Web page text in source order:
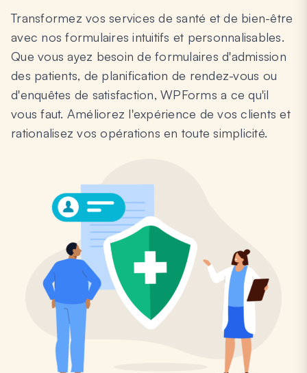
Transformez vos services de santé et de bien-être
avec nos formulaires intuitifs et personnalisables.
Que vous ayez besoin de formulaires d'admission
des patients, de planification de rendez-vous ou
d'enquêtes de satisfaction, WPForms a ce qu'il
vous faut. Améliorez l'expérience de vos clients et
rationalisez vos opérations en toute simplicité.